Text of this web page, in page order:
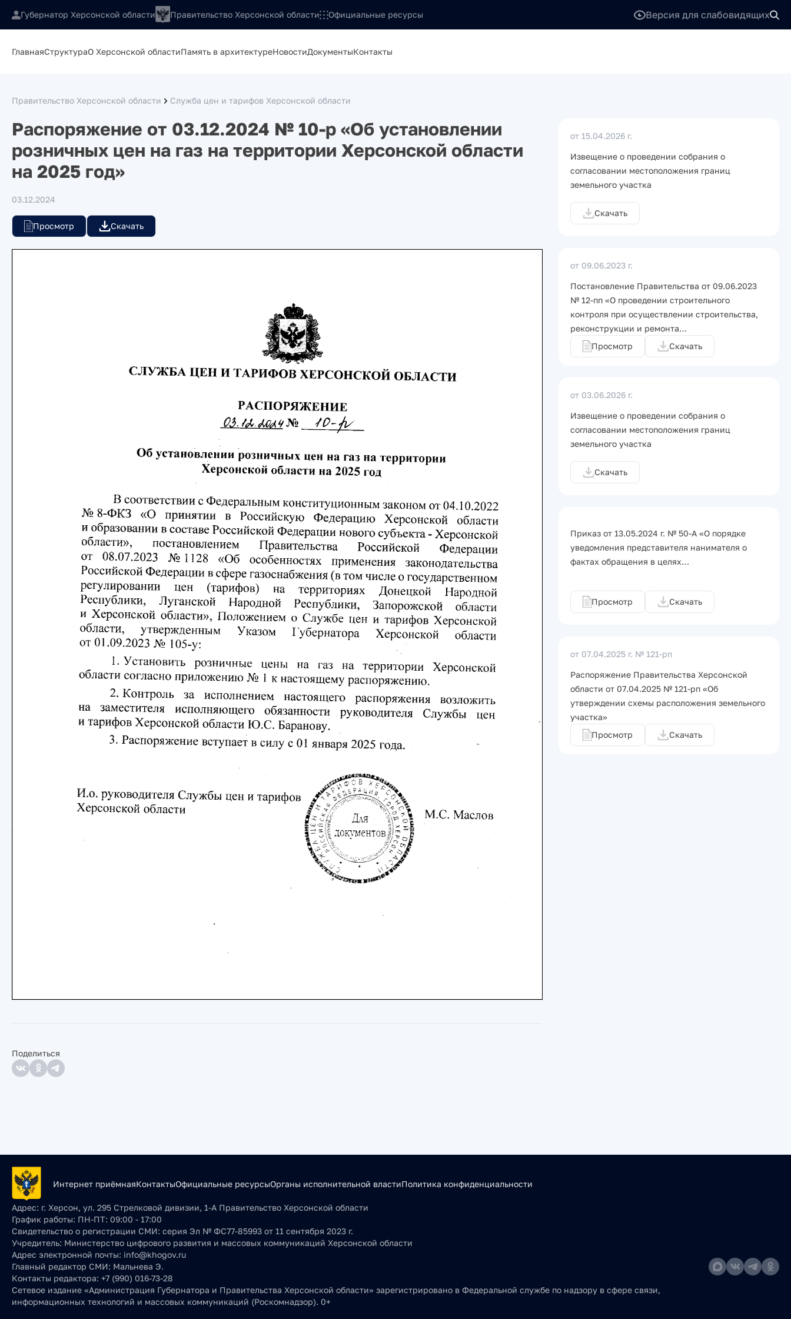
Губернатор Херсонской области Правительство Херсонской области Официальные ресурсы Версия для слабовидящих
ГлавнаяСтруктураО Херсонской областиПамять в архитектуреНовостиДокументыКонтакты
Правительство Херсонской области Служба цен и тарифов Херсонской области
Распоряжение от 03.12.2024 № 10-р «Об установлении
розничных цен на газ на территории Херсонской области
на 2025 год»
03.12.2024
Просмотр Скачать
Поделиться
от 15.04.2026 г.
Извещение о проведении собрания о
согласовании местоположения границ
земельного участка
Скачать
от 09.06.2023 г.
Постановление Правительства от 09.06.2023
№ 12-пп «О проведении строительного
контроля при осуществлении строительства,
реконструкции и ремонта…
Просмотр
Скачать
от 03.06.2026 г.
Извещение о проведении собрания о
согласовании местоположения границ
земельного участка
Скачать
Приказ от 13.05.2024 г. № 50-А «О порядке
уведомления представителя нанимателя о
фактах обращения в целях…
Просмотр Скачать
от 07.04.2025 г. № 121-рп
Распоряжение Правительства Херсонской
области от 07.04.2025 № 121-рп «Об
утверждении схемы расположения земельного
участка»
Просмотр
Скачать
Интернет приёмнаяКонтактыОфициальные ресурсыОрганы исполнительной властиПолитика конфиденциальности
Адрес: г. Херсон, ул. 295 Стрелковой дивизии, 1-А Правительство Херсонской области
График работы: ПН-ПТ: 09:00 - 17:00
Свидетельство о регистрации СМИ: серия Эл № ФС77-85993 от 11 сентября 2023 г.
Учредитель: Министерство цифрового развития и массовых коммуникаций Херсонской области
Адрес электронной почты: info@khogov.ru
Главный редактор СМИ: Мальнева Э.
Контакты редактора: +7 (990) 016-73-28
Сетевое издание «Администрация Губернатора и Правительства Херсонской области» зарегистрировано в Федеральной службе по надзору в сфере связи,
информационных технологий и массовых коммуникаций (Роскомнадзор). 0+